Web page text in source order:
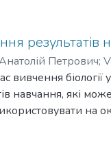
результатів
Петрович;
вивчення біології
навчання, які
на
та екології 10